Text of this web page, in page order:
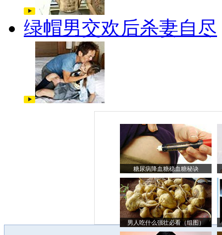
绿帽男交欢后杀妻自尽
糖尿病降血糖稳血糖秘诀
男人吃什么强壮必看（组图）